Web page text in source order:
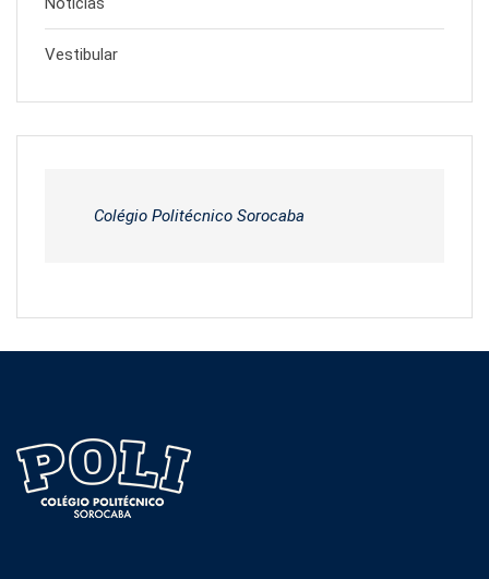
Vestibular
Colégio Politécnico Sorocaba